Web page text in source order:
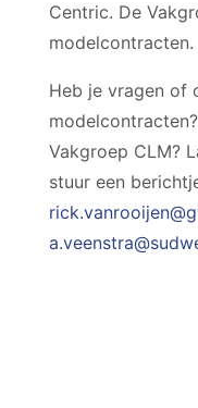
Centric. De
modelcontracten.
Heb je vragen of
Vakgroep CLM?
stuur een